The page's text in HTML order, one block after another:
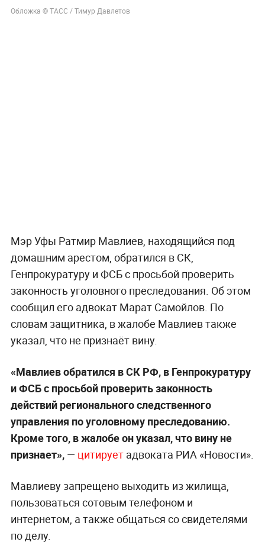
Обложка © ТАСС / Тимур Давлетов
Мэр Уфы Ратмир Мавлиев, находящийся под
домашним арестом, обратился в СК,
Генпрокуратуру и ФСБ с просьбой проверить
законность уголовного преследования. Об этом
сообщил его адвокат Марат Самойлов. По
словам защитника, в жалобе Мавлиев также
указал, что не признаёт вину.
«Мавлиев обратился в СК РФ, в Генпрокуратуру
и ФСБ с просьбой проверить законность
действий регионального следственного
управления по уголовному преследованию.
Кроме того, в жалобе он указал, что вину не
признает»,— цитирует адвоката РИА «Новости».
Мавлиеву запрещено выходить из жилища,
пользоваться сотовым телефоном и
интернетом, а также общаться со свидетелями
по делу.